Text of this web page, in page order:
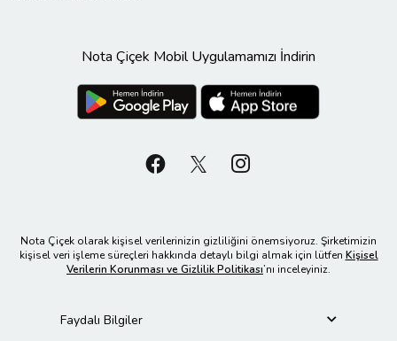
Nota Çiçek Mobil Uygulamamızı İndirin
Nota Çiçek olarak kişisel verilerinizin gizliliğini önemsiyoruz. Şirketimizin
kişisel veri işleme süreçleri hakkında detaylı bilgi almak için lütfen Kişisel
Verilerin Korunması ve Gizlilik Politikası’nı inceleyiniz.
Faydalı Bilgiler